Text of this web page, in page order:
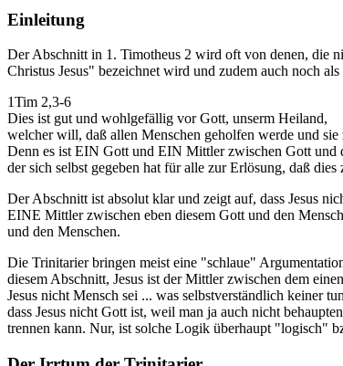
Einleitung
Der Abschnitt in 1. Timotheus 2 wird oft von denen, die
Christus Jesus" bezeichnet wird und zudem auch noch
1Tim 2,3-6
Dies ist gut und wohlgefällig vor Gott, unserm Heiland,
welcher will, daß allen Menschen geholfen werde und
Denn es ist EIN Gott und EIN Mittler zwischen Gott und
der sich selbst gegeben hat für alle zur Erlösung, daß
Der Abschnitt ist absolut klar und zeigt auf, dass Jesus
EINE Mittler zwischen eben diesem Gott und den
und den Menschen.
Die Trinitarier bringen meist eine "schlaue"
diesem Abschnitt, Jesus ist der Mittler zwischen dem
Jesus nicht Mensch sei ... was selbstverständlich keiner
dass Jesus nicht Gott ist, weil man ja auch nicht
trennen kann. Nur, ist solche Logik überhaupt "logisch"